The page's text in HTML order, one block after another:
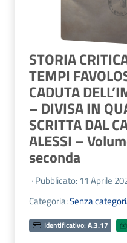
STORIA
TEMPI
CADUTA
– DIVISA IN
SCRITTA DAL
ALESSI –
seconda
· Pubblicato: 11 Aprile
Categoria:Senza
Identificativo: A.3.17